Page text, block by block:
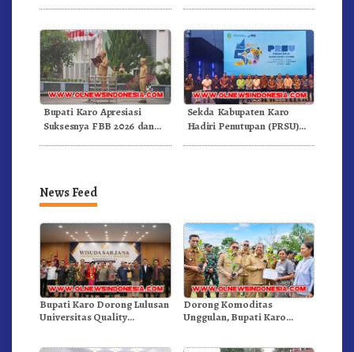
Bupati Karo Apresiasi
Suksesnya FBB 2026 dan
Sekda Kabupaten Karo
Hadiri Penutupan (PRSU)
News Feed
Bupati Karo Dorong Lulusan
Universitas Quality
Dorong Komoditas
Unggulan, Bupati Karo